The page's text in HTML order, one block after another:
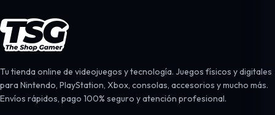
Tu tienda online de videojuegos y tecnología. Juegos físicos y digitales
para Nintendo, PlayStation, Xbox, consolas, accesorios y mucho más.
Envíos rápidos, pago 100% seguro y atención profesional.